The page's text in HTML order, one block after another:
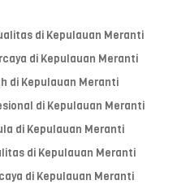
di Kepulauan Meranti
di Kepulauan Meranti
di Kepulauan Meranti
di Kepulauan Meranti
di Kepulauan Meranti
di Kepulauan Meranti
di Kepulauan Meranti